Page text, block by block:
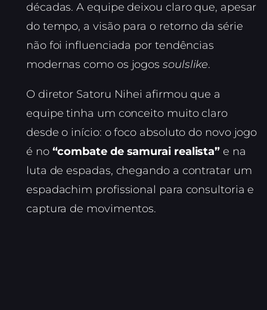
décadas. A equipe deixou claro que, apesar
do tempo, a visão para o retorno da série
não foi influenciada por tendências
modernas como os jogossoulslike.
O diretor Satoru Nihei afirmou que a
equipe tinha um conceito muito claro
desde o início: o foco absoluto do novo jogo
é no “combate de samurai realista” e na
luta de espadas, chegando a contratar um
espadachim profissional para consultoria e
captura de movimentos.